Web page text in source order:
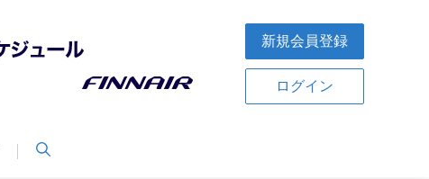
新規会員登録
ログイン